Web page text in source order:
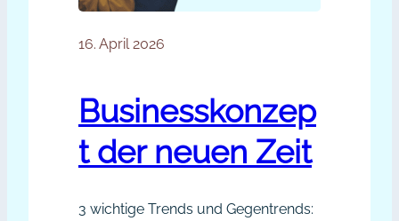
16. April 2026
Businesskonzep
t der neuen Zeit
3 wichtige Trends und Gegentrends: